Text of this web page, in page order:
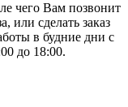
чего Вам позвонит
или сделать заказ
в будние дни с
до 18:00.